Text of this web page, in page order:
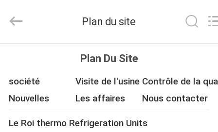
MAISON
PRODUITS
MOTORS
INDUSTRY
All
Plan du site
Plan Du Site
société Visite de l'usine Contrôle de la
Nouvelles
Les affaires Nous contacter
Le Roi thermo Refrigeration Units